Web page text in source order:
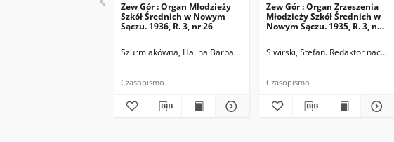
Zew Gór : Organ Młodzieży
Szkół Średnich w Nowym
Sączu. 1936, R. 3, nr 26
Szurmiakówna, Halina Barbara (1920-1945). Redaktor naczelny
Czasopismo
Zew Gór : Organ Zrzeszenia
Młodzieży Szkół Średnich w
Nowym Sączu. 1935, R. 3, nr
Siwirski, Stefan. Redaktor
Czasopismo